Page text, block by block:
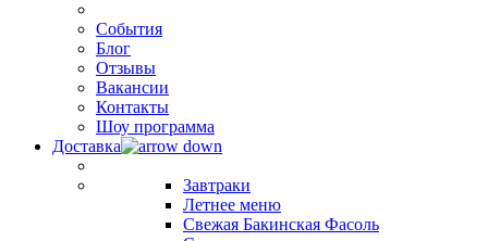
События
Блог
Отзывы
Вакансии
Контакты
Шоу программа
Доставка
Завтраки
Летнее меню
Свежая Бакинская Фасоль